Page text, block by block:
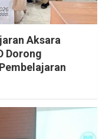
Aksara
Dorong